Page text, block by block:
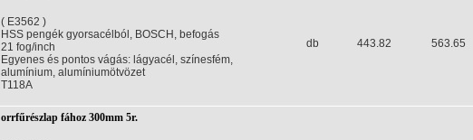
db 443.82 563.65
( E3562 )
HSS pengék gyorsacélból, BOSCH, befogás
21 fog/inch
Egyenes és pontos vágás: lágyacél, színesfém,
alumínium, alumíniumötvözet
T118A
orrfűrészlap fához 300mm 5r.